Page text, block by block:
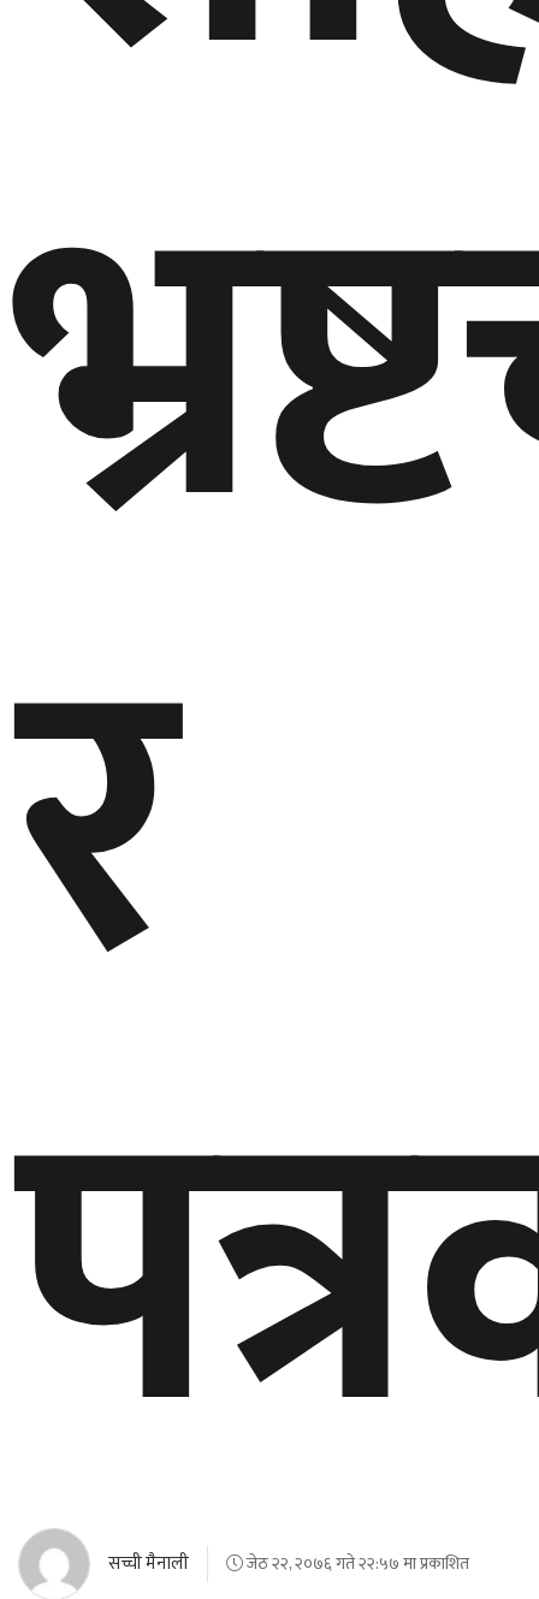
कला/
साहित्य
ग्लोबल
जापान
अन्य
र
सच्ची मैनाली जेठ २२, २०७६ गते २२:५७ मा प्रकाशित